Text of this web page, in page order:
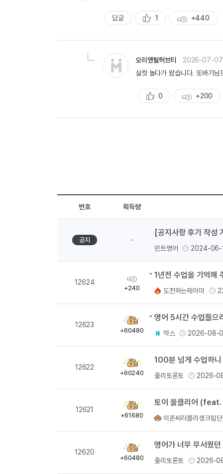
답글
추
천
1
획
득
+440
오리엔탈허브티
2026-07-07
실컷 놀다가 왔습니다. 또바기
추
천
0
획
득
+200
번호 획득량
공지 -
[공지사항 후기 작성
민트영어 2024-06-
12624
획
득
+240
1년전 수업을 기억해
도전하는제이미
12623
획
득
+60480 막스 2026-08-
12622
획
득
+60240
100분 넘게 수업하니
줄리토론토 2026-
12621
획
득
+61680
토이 올클리어 (feat.
이준씨러블리생크림
12620
획
득
+60480
영어가 너무 무서웠
줄리토론토 2026-